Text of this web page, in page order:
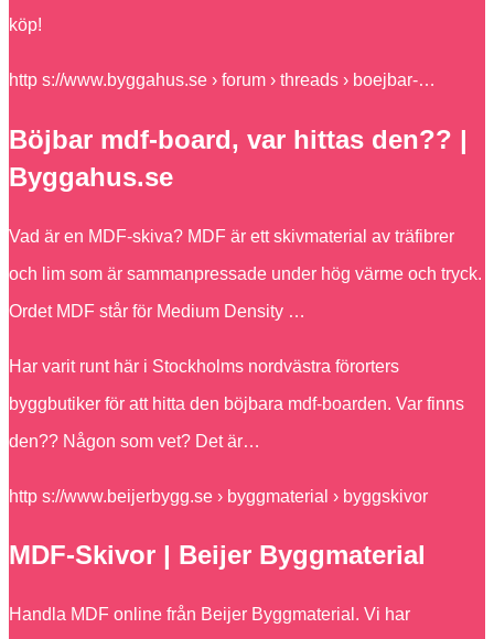
köp!
http s://www.byggahus.se › forum › threads › boejbar-…
Böjbar mdf-board, var hittas den?? |
Byggahus.se
Vad är en MDF-skiva? MDF är ett skivmaterial av träfibrer
och lim som är sammanpressade under hög värme och tryck.
Ordet MDF står för Medium Density …
Har varit runt här i Stockholms nordvästra förorters
byggbutiker för att hitta den böjbara mdf-boarden. Var finns
den?? Någon som vet? Det är…
http s://www.beijerbygg.se › byggmaterial › byggskivor
MDF-Skivor | Beijer Byggmaterial
Handla MDF online från Beijer Byggmaterial. Vi har